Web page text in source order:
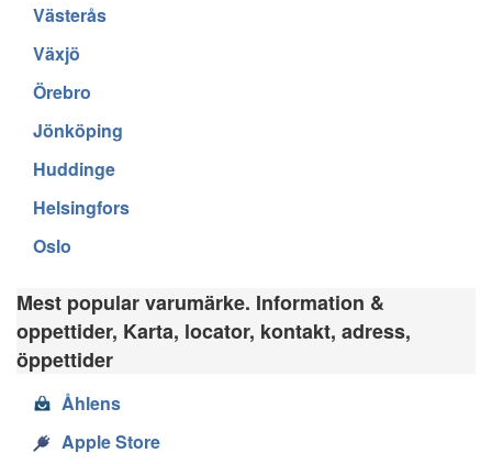
Västerås
Växjö
Örebro
Jönköping
Huddinge
Helsingfors
Oslo
Mest popular varumärke. Information &
oppettider, Karta, locator, kontakt, adress,
öppettider
Åhlens
Apple Store